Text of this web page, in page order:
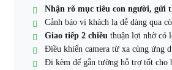
Nhận rõ mục tiêu con người, gửi
Cảnh báo vị khách lạ dễ dàng qua
Giao tiếp 2 chiều thuận lợi nhờ có
Điều khiển camera từ xa cùng ứng
Đi kèm đế gắn tường hỗ trợ tốt cho